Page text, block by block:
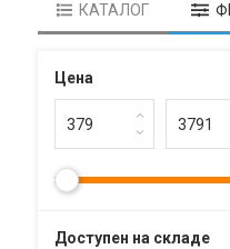
КАТАЛОГ
Цена
Доступен на складе